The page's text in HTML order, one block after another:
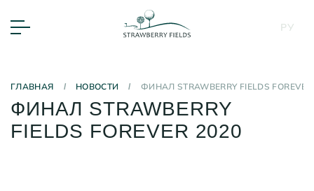
РУ
ГЛАВНАЯ
/ НОВОСТИ / ФИНАЛ STRAWBERRY FIELDS
ФИНАЛ STRAWBERRY
FIELDS FOREVER 2020